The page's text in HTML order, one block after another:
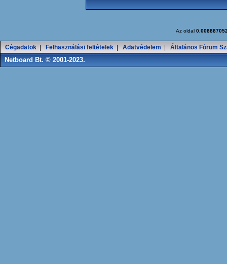
Az oldal
Cégadatok Felhasználási feltételek Adatvédelem Általános Fórum
Netboard Bt. © 2001-2023.